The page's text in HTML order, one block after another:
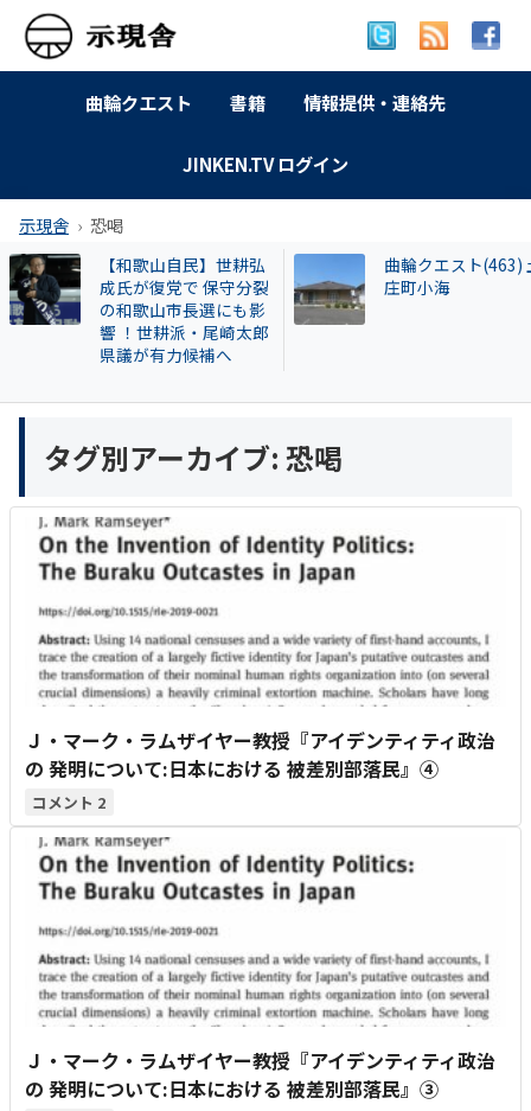
曲輪クエスト 書籍 情報提供・連絡先
JINKEN.TV ログイン
示現舎 恐喝
【和歌山自民】世耕弘
成氏が復党で 保守分裂
の和歌山市長選にも影
響 ！世耕派・尾崎太郎
県議が有力候補へ
曲輪クエスト(463)
庄町小海
タグ別アーカイブ: 恐喝
Ｊ・マーク・ラムザイヤー教授『アイデンティティ政治
の 発明について:日本における 被差別部落民』④
2
Ｊ・マーク・ラムザイヤー教授『アイデンティティ政治
の 発明について:日本における 被差別部落民』③